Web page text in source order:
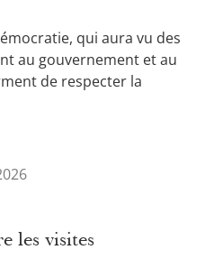
qui aura vu des
au gouvernement et au
de respecter la
les visites